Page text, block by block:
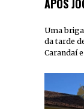
APÓS
Uma
da tarde
Carandaí